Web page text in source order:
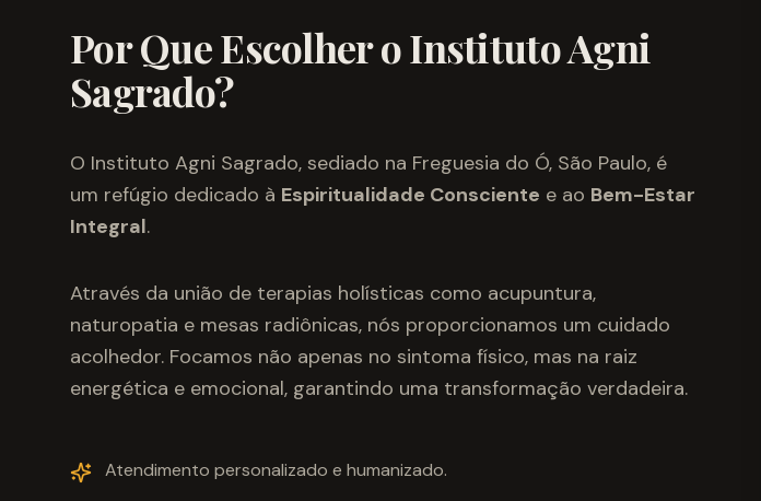
Por Que Escolher o Instituto Agni
Sagrado?
O Instituto Agni Sagrado, sediado na Freguesia do Ó, São Paulo, é
um refúgio dedicado à Espiritualidade Consciente e ao Bem-Estar
Integral.
Através da união de terapias holísticas como acupuntura,
naturopatia e mesas radiônicas, nós proporcionamos um cuidado
acolhedor. Focamos não apenas no sintoma físico, mas na raiz
energética e emocional, garantindo uma transformação verdadeira.
Atendimento personalizado e humanizado.